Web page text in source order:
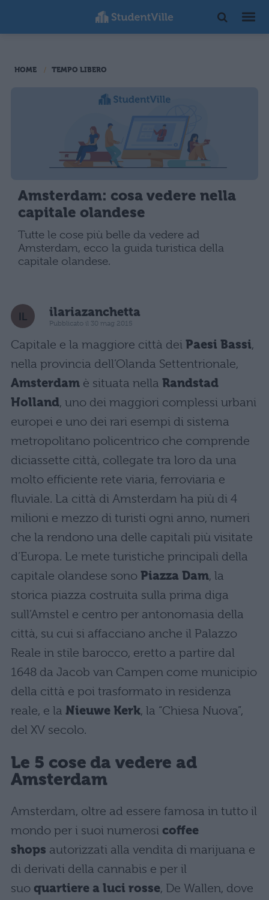
HOME TEMPO LIBERO
Amsterdam: cosa vedere nella
capitale olandese
Tutte le cose più belle da vedere ad
Amsterdam, ecco la guida turistica della
capitale olandese.
ilariazanchetta
Pubblicato il 30 mag 2015
Capitale e la maggiore città dei Paesi Bassi,
nella provincia dell’Olanda Settentrionale,
Amsterdam è situata nella Randstad
Holland, uno dei maggiori complessi urbani
europei e uno dei rari esempi di sistema
metropolitano policentrico che comprende
diciassette città, collegate tra loro da una
molto efficiente rete viaria, ferroviaria e
fluviale. La città di Amsterdam ha più di 4
milioni e mezzo di turisti ogni anno, numeri
che la rendono una delle capitali più visitate
d’Europa. Le mete turistiche principali della
capitale olandese sono Piazza Dam, la
storica piazza costruita sulla prima diga
sull’Amstel e centro per antonomasia della
città, su cui si affacciano anche il Palazzo
Reale in stile barocco, eretto a partire dal
1648 da Jacob van Campen come municipio
della città e poi trasformato in residenza
reale, e la Nieuwe Kerk, la “Chiesa Nuova”,
del XV secolo.
Le 5 cose da vedere ad
Amsterdam
Amsterdam, oltre ad essere famosa in tutto il
mondo per i suoi numerosi coffee
shops autorizzati alla vendita di marijuana e
di derivati della cannabis e per il
suo quartiere a luci rosse, De Wallen, dove